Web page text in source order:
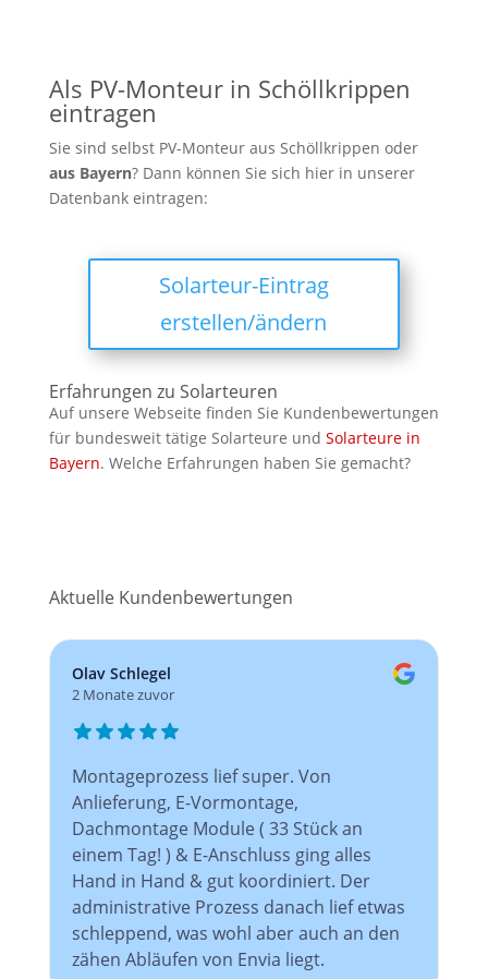
Lösungen und exzellenten Service. Geschichte
Als PV-Monteur in Schöllkrippen
eintragen
Sie sind selbst PV-Monteur aus Schöllkrippen oder
aus Bayern? Dann können Sie sich hier in unserer
Datenbank eintragen:
Solarteur-Eintrag
erstellen/ändern
Erfahrungen zu Solarteuren
Auf unsere Webseite finden Sie Kundenbewertungen
für bundesweit tätige Solarteure und Solarteure in
Bayern. Welche Erfahrungen haben Sie gemacht?
Aktuelle Kundenbewertungen
Olav Schlegel
2 Monate zuvor
Montageprozess lief super. Von
Anlieferung, E-Vormontage,
Dachmontage Module ( 33 Stück an
einem Tag! ) & E-Anschluss ging alles
Hand in Hand & gut koordiniert. Der
administrative Prozess danach lief etwas
schleppend, was wohl aber auch an den
zähen Abläufen von Envia liegt.